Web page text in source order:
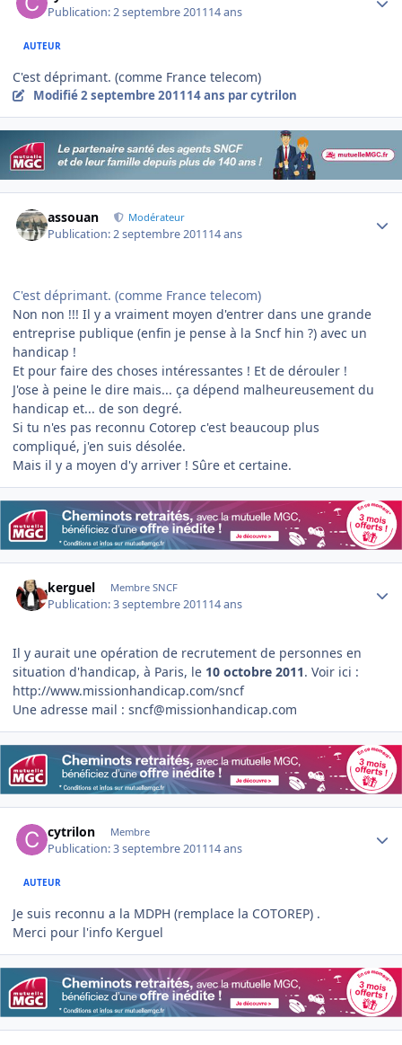
Publication:2 septembre 201114 ans
AUTEUR
C'est déprimant. (comme France telecom)
Modifié2 septembre 201114 ans par cytrilon
assouan Modérateur
Publication:2 septembre 201114 ans
C'est déprimant. (comme France telecom)
Non non !!! Il y a vraiment moyen d'entrer dans une grande
entreprise publique (enfin je pense à la Sncf hin ?) avec un
handicap !
Et pour faire des choses intéressantes ! Et de dérouler !
J'ose à peine le dire mais... ça dépend malheureusement du
handicap et... de son degré.
Si tu n'es pas reconnu Cotorep c'est beaucoup plus
compliqué, j'en suis désolée.
Mais il y a moyen d'y arriver ! Sûre et certaine.
kerguel Membre SNCF
Publication:3 septembre 201114 ans
Il y aurait une opération de recrutement de personnes en
situation d'handicap, à Paris, le 10 octobre 2011. Voir ici :
http://www.missionhandicap.com/sncf
Une adresse mail : sncf@missionhandicap.com
cytrilon Membre
Publication:3 septembre 201114 ans
AUTEUR
Je suis reconnu a la MDPH (remplace la COTOREP) .
Merci pour l'info Kerguel